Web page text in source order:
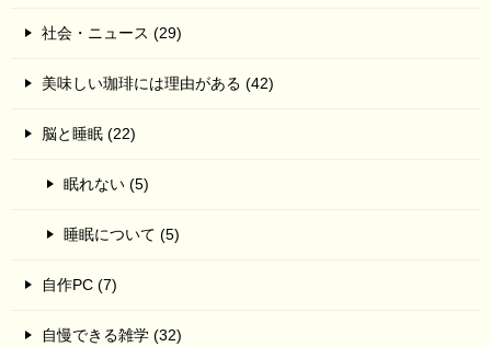
社会・ニュース (29)
美味しい珈琲には理由がある (42)
脳と睡眠 (22)
眠れない (5)
睡眠について (5)
自作PC (7)
自慢できる雑学 (32)